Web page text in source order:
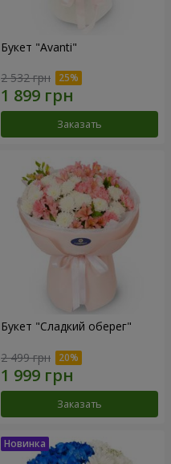
Букет "Avanti"
2 532 грн
Заказать
Букет "Сладкий оберег"
2 499 грн
Заказать